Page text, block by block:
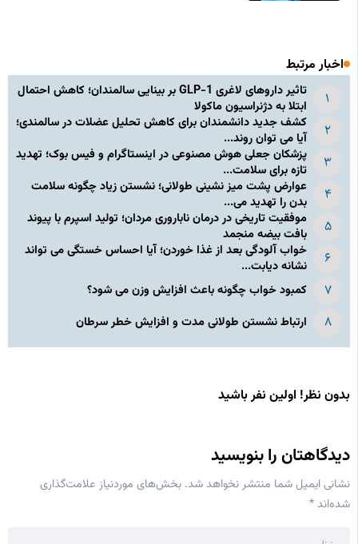
اخبار مرتبط
تاثیر داروهای لاغری GLP-1 بر بینایی سالمندان؛ کاهش احتمال
ابتلا به دژنراسیون ماکولا
کشف جدید دانشمندان برای کاهش تحلیل عضلات در سالمندی؛
آیا می توان روند...
پزشکان جعلی هوش مصنوعی در اینستاگرام و فیس بوک؛ تهدید
تازه برای سلامت...
عوارض پشت میز نشینی طولانی؛ نشستن زیاد چگونه سلامت
بدن را تهدید می...
موفقیت تاریخی در درمان ناباروری مردان؛ تولید اسپرم با پیوند
بافت بیضه منجمد
خواب آلودگی بعد از غذا خوردن؛ آیا احساس خستگی می تواند
نشانه دیابت...
کمبود خواب چگونه باعث افزایش وزن می شود؟
ارتباط نشستن طولانی مدت و افزایش خطر سرطان
بدون نظر! اولین نفر باشید
دیدگاهتان را بنویسید
نشانی ایمیل شما منتشر نخواهد شد. بخش‌های موردنیاز علامت‌گذاری
شده‌اند*